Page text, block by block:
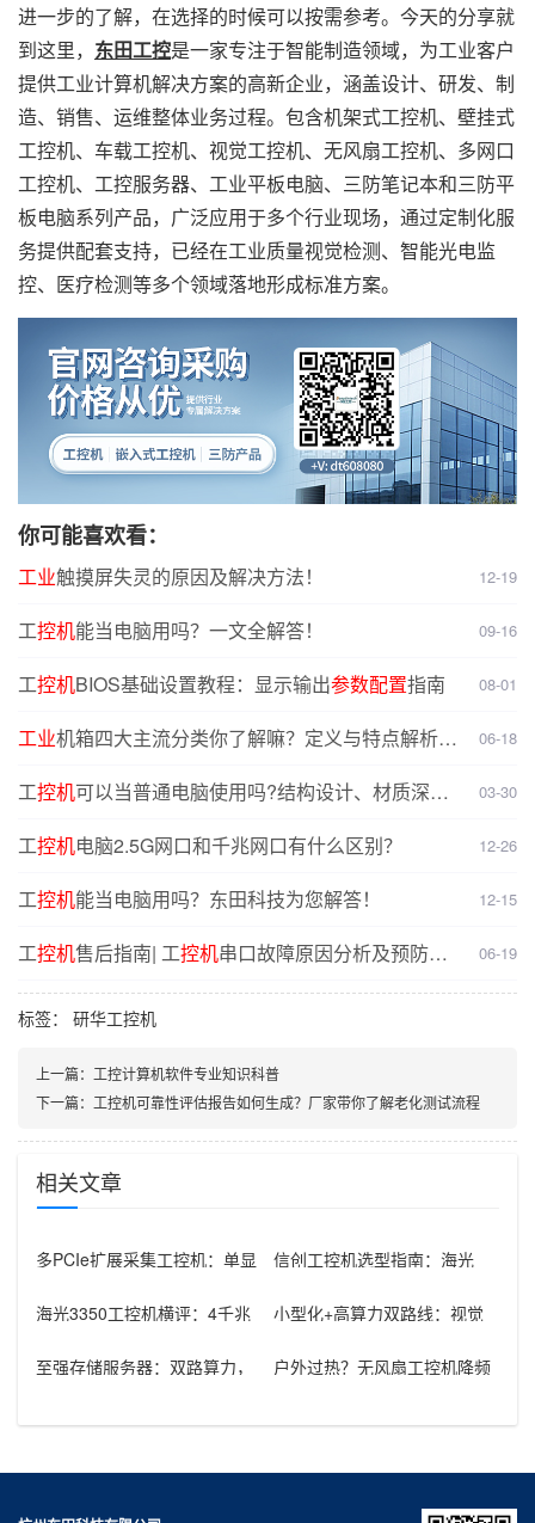
进一步的了解，在选择的时候可以按需参考。今天的分享就
到这里， 东田工控是一家专注于智能制造领域，为工业客户
提供工业计算机解决方案的高新企业，涵盖设计、研发、制
造、销售、运维整体业务过程。包含机架式工控机、壁挂式
工控机、车载工控机、视觉工控机、无风扇工控机、多网口
工控机、工控服务器、工业平板电脑、三防笔记本和三防平
板电脑系列产品，广泛应用于多个行业现场，通过定制化服
务提供配套支持，已经在工业质量视觉检测、智能光电监
控、医疗检测等多个领域落地形成标准方案。
你可能喜欢看：
工业触摸屏失灵的原因及解决方法！ 12-19
工控机能当电脑用吗？一文全解答！ 09-16
工控机BIOS基础设置教程：显示输出参数配置指南 08-01
工业机箱四大主流分类你了解嘛？定义与特点解析，
06-18
工控机可以当普通电脑使用吗?结构设计、材质深度
03-30
工控机电脑2.5G网口和千兆网口有什么区别？ 12-26
工控机能当电脑用吗？东田科技为您解答！ 12-15
工控机售后指南| 工控机串口故障原因分析及预防解
决方案
06-19
标签： 研华工控机
上一篇： 工控计算机软件专业知识科普
下一篇： 工控机可靠性评估报告如何生成？厂家带你了解老化测试流程
相关文章
多PCIe扩展采集工控机：单显
信创工控机选型指南：海光
产化
海光3350工控机横评：4千兆
小型化+高算力双路线：视觉
至强存储服务器：双路算力，
户外过热？无风扇工控机降频